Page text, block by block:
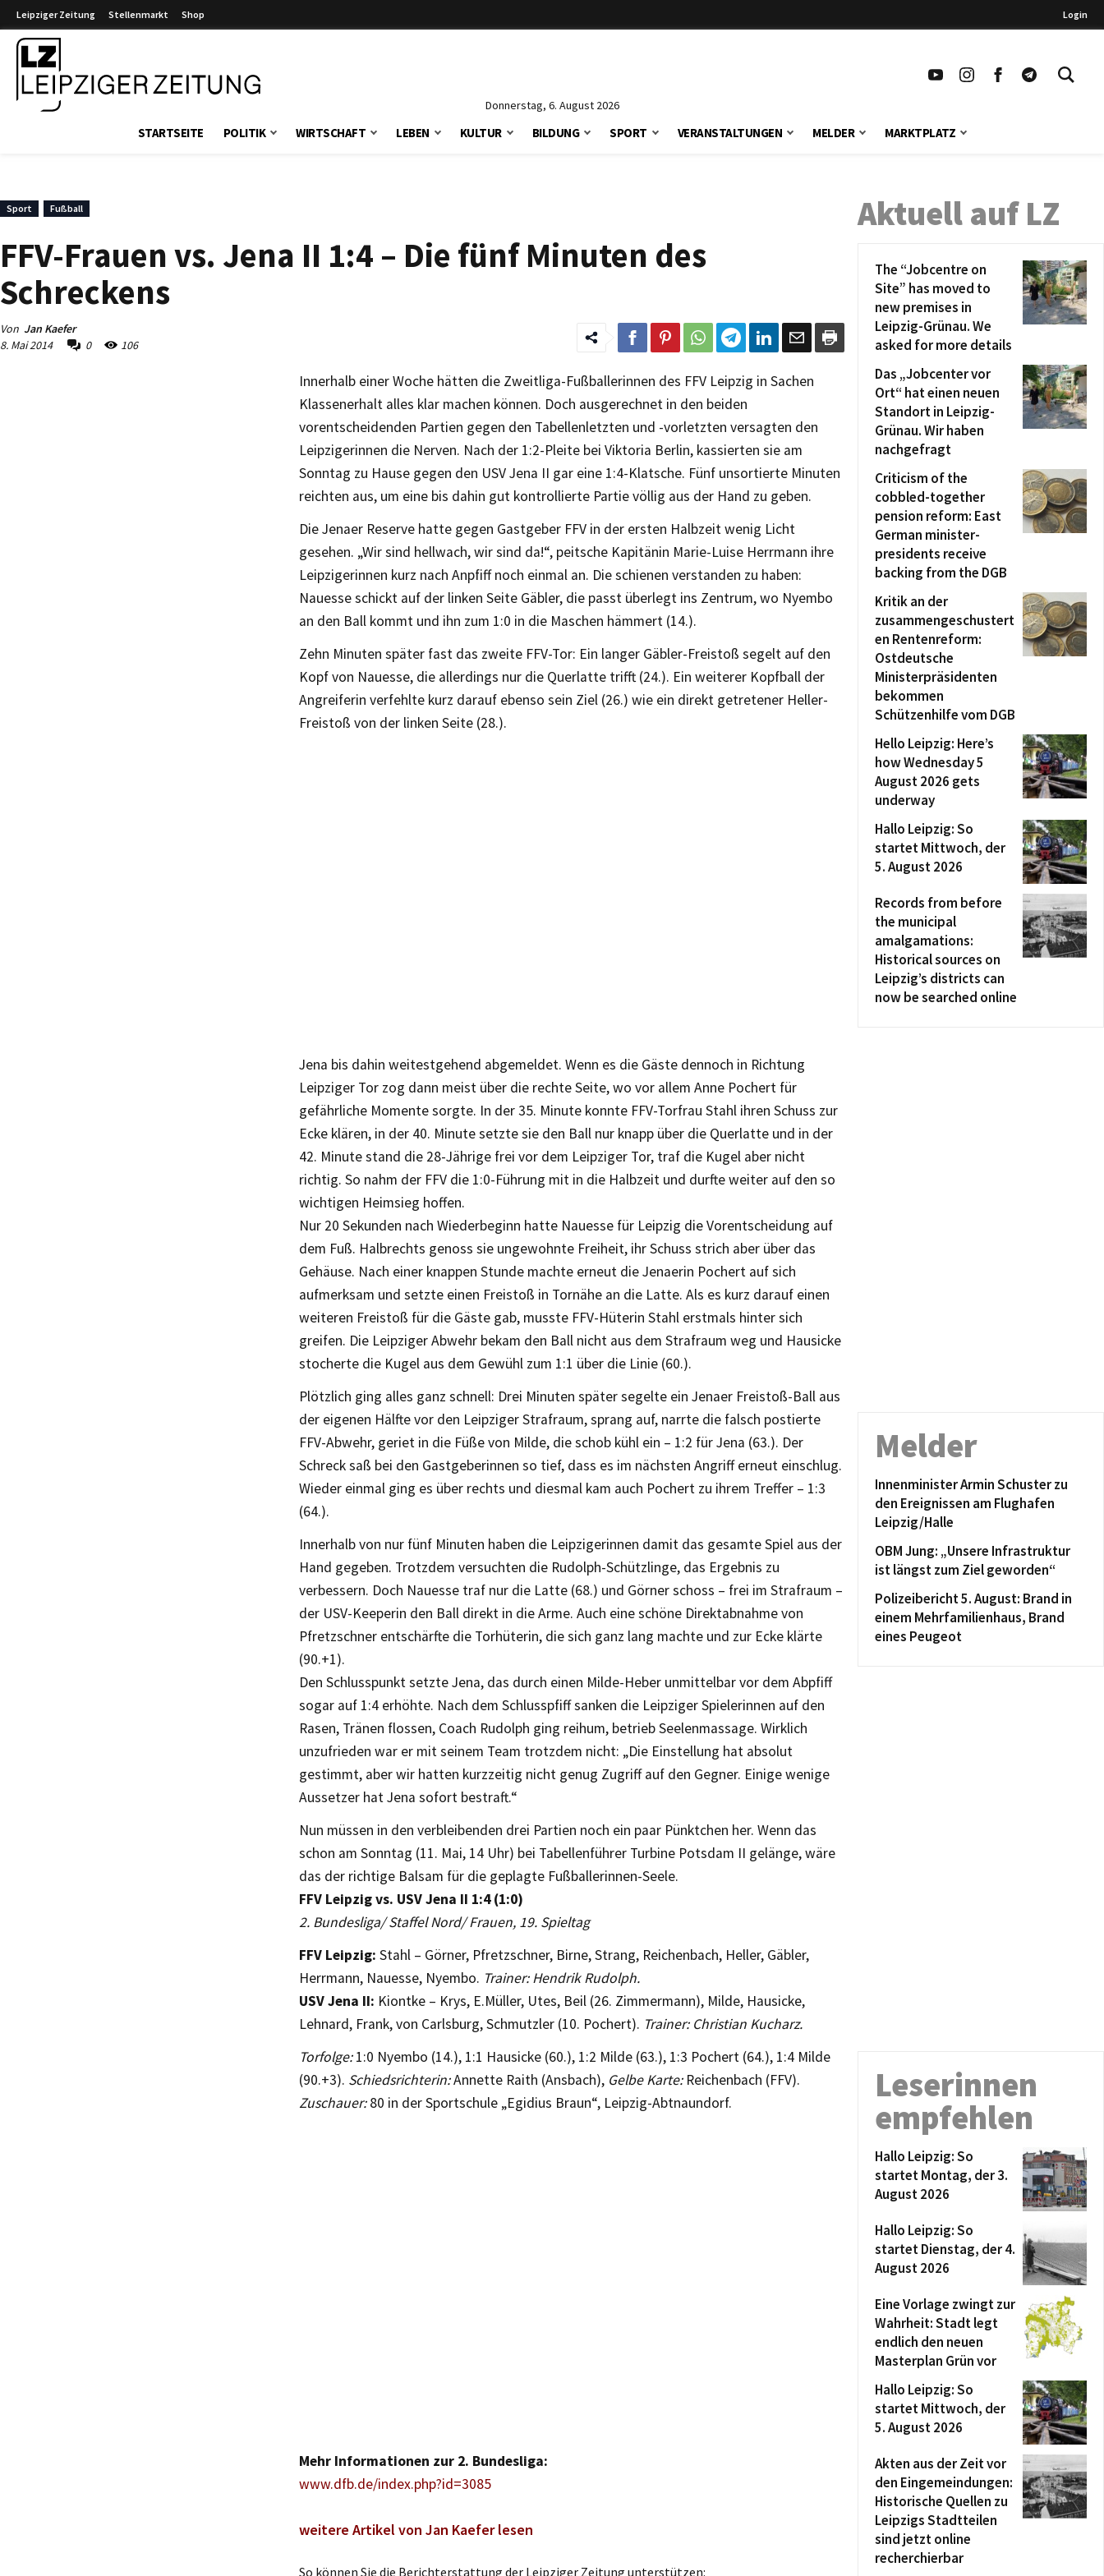
Leipziger Zeitung Stellenmarkt Shop Login
Donnerstag, 6. August 2026
STARTSEITE POLITIK WIRTSCHAFT LEBEN KULTUR BILDUNG SPORT VERANSTALTUNGEN MELDER MARKTPLATZ
Sport Fußball
FFV-Frauen vs. Jena II 1:4 – Die fünf Minuten des
Schreckens
Von Jan Kaefer
8. Mai 2014
0 106
Innerhalb einer Woche hätten die Zweitliga-Fußballerinnen des FFV Leipzig in Sachen
Klassenerhalt alles klar machen können. Doch ausgerechnet in den beiden
vorentscheidenden Partien gegen den Tabellenletzten und -vorletzten versagten den
Leipzigerinnen die Nerven. Nach der 1:2-Pleite bei Viktoria Berlin, kassierten sie am
Sonntag zu Hause gegen den USV Jena II gar eine 1:4-Klatsche. Fünf unsortierte Minuten
reichten aus, um eine bis dahin gut kontrollierte Partie völlig aus der Hand zu geben.
Die Jenaer Reserve hatte gegen Gastgeber FFV in der ersten Halbzeit wenig Licht
gesehen. „Wir sind hellwach, wir sind da!“, peitsche Kapitänin Marie-Luise Herrmann ihre
Leipzigerinnen kurz nach Anpfiff noch einmal an. Die schienen verstanden zu haben:
Nauesse schickt auf der linken Seite Gäbler, die passt überlegt ins Zentrum, wo Nyembo
an den Ball kommt und ihn zum 1:0 in die Maschen hämmert (14.).
Zehn Minuten später fast das zweite FFV-Tor: Ein langer Gäbler-Freistoß segelt auf den
Kopf von Nauesse, die allerdings nur die Querlatte trifft (24.). Ein weiterer Kopfball der
Angreiferin verfehlte kurz darauf ebenso sein Ziel (26.) wie ein direkt getretener Heller-
Freistoß von der linken Seite (28.).
Jena bis dahin weitestgehend abgemeldet. Wenn es die Gäste dennoch in Richtung
Leipziger Tor zog dann meist über die rechte Seite, wo vor allem Anne Pochert für
gefährliche Momente sorgte. In der 35. Minute konnte FFV-Torfrau Stahl ihren Schuss zur
Ecke klären, in der 40. Minute setzte sie den Ball nur knapp über die Querlatte und in der
42. Minute stand die 28-Jährige frei vor dem Leipziger Tor, traf die Kugel aber nicht
richtig. So nahm der FFV die 1:0-Führung mit in die Halbzeit und durfte weiter auf den so
wichtigen Heimsieg hoffen.
Nur 20 Sekunden nach Wiederbeginn hatte Nauesse für Leipzig die Vorentscheidung auf
dem Fuß. Halbrechts genoss sie ungewohnte Freiheit, ihr Schuss strich aber über das
Gehäuse. Nach einer knappen Stunde machte erneut die Jenaerin Pochert auf sich
aufmerksam und setzte einen Freistoß in Tornähe an die Latte. Als es kurz darauf einen
weiteren Freistoß für die Gäste gab, musste FFV-Hüterin Stahl erstmals hinter sich
greifen. Die Leipziger Abwehr bekam den Ball nicht aus dem Strafraum weg und Hausicke
stocherte die Kugel aus dem Gewühl zum 1:1 über die Linie (60.).
Plötzlich ging alles ganz schnell: Drei Minuten später segelte ein Jenaer Freistoß-Ball aus
der eigenen Hälfte vor den Leipziger Strafraum, sprang auf, narrte die falsch postierte
FFV-Abwehr, geriet in die Füße von Milde, die schob kühl ein – 1:2 für Jena (63.). Der
Schreck saß bei den Gastgeberinnen so tief, dass es im nächsten Angriff erneut einschlug.
Wieder einmal ging es über rechts und diesmal kam auch Pochert zu ihrem Treffer – 1:3
(64.).
Innerhalb von nur fünf Minuten haben die Leipzigerinnen damit das gesamte Spiel aus der
Hand gegeben. Trotzdem versuchten die Rudolph-Schützlinge, das Ergebnis zu
verbessern. Doch Nauesse traf nur die Latte (68.) und Görner schoss – frei im Strafraum –
der USV-Keeperin den Ball direkt in die Arme. Auch eine schöne Direktabnahme von
Pfretzschner entschärfte die Torhüterin, die sich ganz lang machte und zur Ecke klärte
(90.+1).
Den Schlusspunkt setzte Jena, das durch einen Milde-Heber unmittelbar vor dem Abpfiff
sogar auf 1:4 erhöhte. Nach dem Schlusspfiff sanken die Leipziger Spielerinnen auf den
Rasen, Tränen flossen, Coach Rudolph ging reihum, betrieb Seelenmassage. Wirklich
unzufrieden war er mit seinem Team trotzdem nicht: „Die Einstellung hat absolut
gestimmt, aber wir hatten kurzzeitig nicht genug Zugriff auf den Gegner. Einige wenige
Aussetzer hat Jena sofort bestraft.“
Nun müssen in den verbleibenden drei Partien noch ein paar Pünktchen her. Wenn das
schon am Sonntag (11. Mai, 14 Uhr) bei Tabellenführer Turbine Potsdam II gelänge, wäre
das der richtige Balsam für die geplagte Fußballerinnen-Seele.
FFV Leipzig vs. USV Jena II 1:4 (1:0)
2. Bundesliga/ Staffel Nord/ Frauen, 19. Spieltag
FFV Leipzig: Stahl – Görner, Pfretzschner, Birne, Strang, Reichenbach, Heller, Gäbler,
Herrmann, Nauesse, Nyembo. Trainer: Hendrik Rudolph.
USV Jena II: Kiontke – Krys, E.Müller, Utes, Beil (26. Zimmermann), Milde, Hausicke,
Lehnard, Frank, von Carlsburg, Schmutzler (10. Pochert). Trainer: Christian Kucharz.
Torfolge:1:0 Nyembo (14.), 1:1 Hausicke (60.), 1:2 Milde (63.), 1:3 Pochert (64.), 1:4 Milde
(90.+3). Schiedsrichterin:Annette Raith (Ansbach), Gelbe Karte:Reichenbach (FFV).
Zuschauer:80 in der Sportschule „Egidius Braun“, Leipzig-Abtnaundorf.
Mehr Informationen zur 2. Bundesliga:
www.dfb.de/index.php?id=3085
weitere Artikel von Jan Kaefer lesen
So können Sie die Berichterstattung der Leipziger Zeitung unterstützen:
Aktuell auf LZ
The “Jobcentre on
Site” has moved to
new premises in
Leipzig-Grünau. We
asked for more details
Das „Jobcenter vor
Ort“ hat einen neuen
Standort in Leipzig-
Grünau. Wir haben
nachgefragt
Criticism of the
cobbled-together
pension reform: East
German minister-
presidents receive
backing from the DGB
Kritik an der
zusammengeschustert
en Rentenreform:
Ostdeutsche
Ministerpräsidenten
bekommen
Schützenhilfe vom DGB
Hello Leipzig: Here’s
how Wednesday 5
August 2026 gets
underway
Hallo Leipzig: So
startet Mittwoch, der
5. August 2026
Records from before
the municipal
amalgamations:
Historical sources on
Leipzig’s districts can
now be searched online
Melder
Innenminister Armin Schuster zu
den Ereignissen am Flughafen
Leipzig/Halle
OBM Jung: „Unsere Infrastruktur
ist längst zum Ziel geworden“
Polizeibericht 5. August: Brand in
einem Mehrfamilienhaus, Brand
eines Peugeot
Leserinnen
empfehlen
Hallo Leipzig: So
startet Montag, der 3.
August 2026
Hallo Leipzig: So
startet Dienstag, der 4.
August 2026
Eine Vorlage zwingt zur
Wahrheit: Stadt legt
endlich den neuen
Masterplan Grün vor
Hallo Leipzig: So
startet Mittwoch, der
5. August 2026
Akten aus der Zeit vor
den Eingemeindungen:
Historische Quellen zu
Leipzigs Stadtteilen
sind jetzt online
recherchierbar